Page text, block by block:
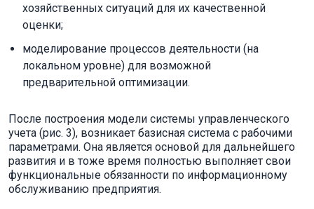
хозяйственных ситуаций для их качественной
оценки;
моделирование процессов деятельности (на
локальном уровне) для возможной
предварительной оптимизации.
После построения модели системы управленческого
учета (рис. 3), возникает базисная система с рабочими
параметрами. Она является основой для дальнейшего
развития и в тоже время полностью выполняет свои
функциональные обязанности по информационному
обслуживанию предприятия.